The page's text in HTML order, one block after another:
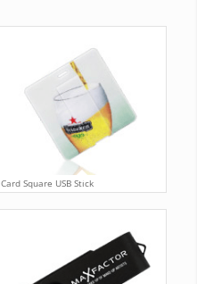
Card Square USB Stick